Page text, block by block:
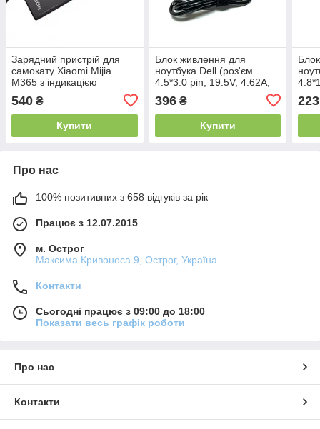
Зарядний пристрій для
самокату Xiaomi Mijia
M365 з індикацією
заряду (36V, 2A, вихідна
напруга 42V)
540 ₴
Купити
Блок живлення для
ноутбука Dell (роз'єм
4.5*3.0 pin, 19.5V, 4.62A,
90W) Чорний (без кабелю)
396₴
Купити
223
Про нас
100% позитивних з 658 відгуків за рік
Працює з 12.07.2015
м. Острог
Максима Кривоноса 9, Острог, Україна
Контакти
Сьогодні працює з 09:00 до 18:00
Показати весь графік роботи
Про нас
Контакти